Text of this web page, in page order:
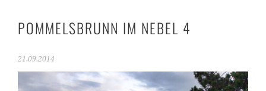
POMMELSBRUNN IM NEBEL 4
21.09.2014